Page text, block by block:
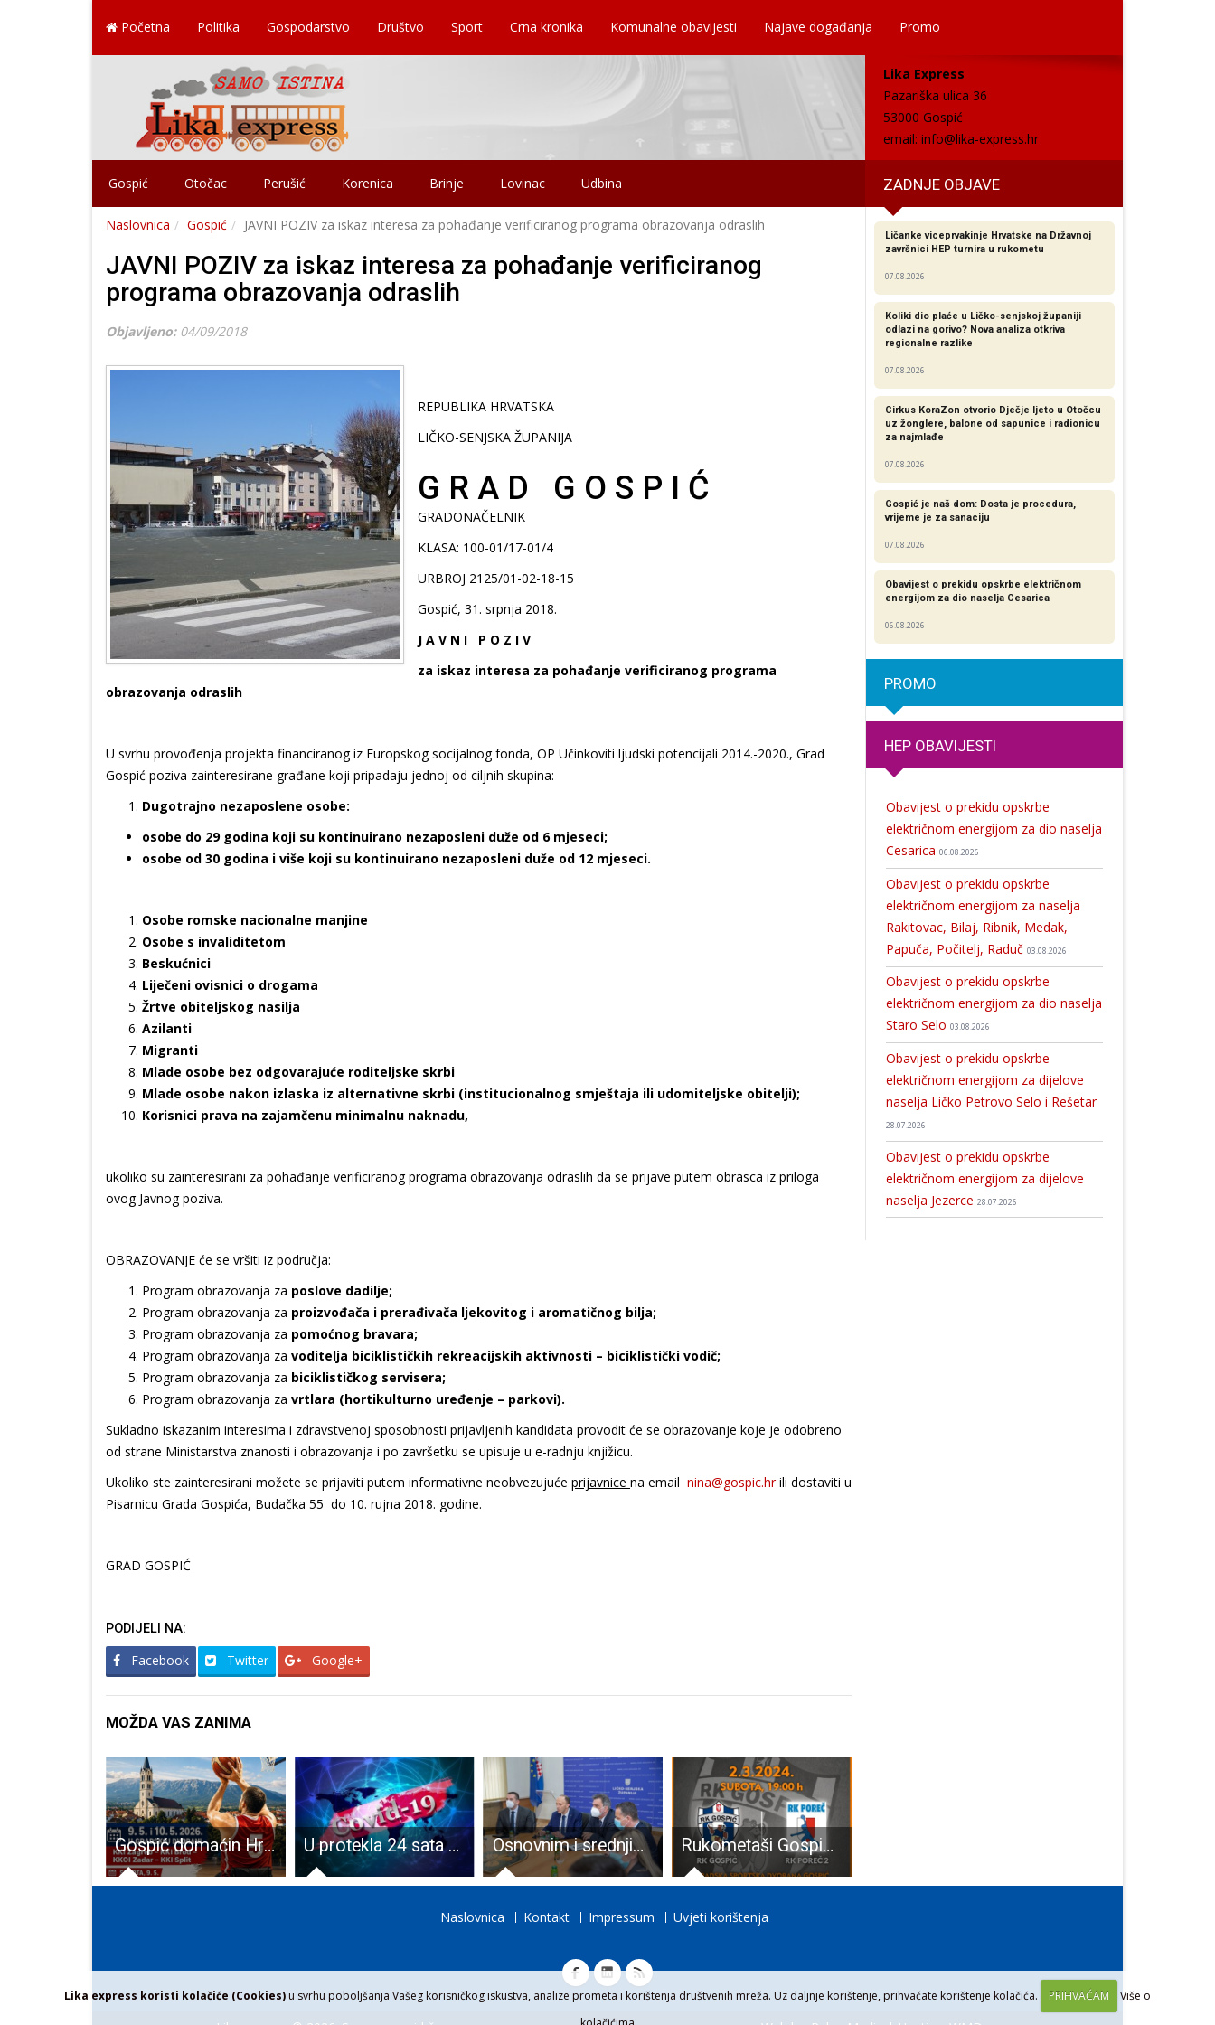
Lika express koristi kolačiće (Cookies) u svrhu poboljšanja Vašeg korisničkog iskustva, analize prometa i korištenja društvenih mreža. Uz daljnje korištenje, prihvaćate korištenje kolačića. PRIHVAĆAM
Više o
Početna Politika Gospodarstvo Društvo Sport Crna kronika Komunalne obavijesti Najave događanja Promo
Lika Express
Pazariška ulica 36
53000 Gospić
email: info@lika-express.hr
Gospić Otočac Perušić Korenica Brinje Lovinac Udbina ZADNJE OBJAVE
Naslovnica Gospić JAVNI POZIV za iskaz interesa za pohađanje verificiranog programa obrazovanja odraslih
JAVNI POZIV za iskaz interesa za pohađanje verificiranog
programa obrazovanja odraslih
Objavljeno: 04/09/2018
REPUBLIKA HRVATSKA
LIČKO-SENJSKA ŽUPANIJA
G R A D G O S P I Ć
GRADONAČELNIK
KLASA: 100-01/17-01/4
URBROJ 2125/01-02-18-15
Gospić, 31. srpnja 2018.
J A V N I P O Z I V
za iskaz interesa za pohađanje verificiranog programa
obrazovanja odraslih
U svrhu provođenja projekta financiranog iz Europskog socijalnog fonda, OP Učinkoviti ljudski potencijali 2014.-2020., Grad
Gospić poziva zainteresirane građane koji pripadaju jednoj od ciljnih skupina:
Dugotrajno nezaposlene osobe:
osobe do 29 godina koji su kontinuirano nezaposleni duže od 6 mjeseci;
osobe od 30 godina i više koji su kontinuirano nezaposleni duže od 12 mjeseci.
Osobe romske nacionalne manjine
Osobe s invaliditetom
Beskućnici
Liječeni ovisnici o drogama
Žrtve obiteljskog nasilja
Azilanti
Migranti
Mlade osobe bez odgovarajuće roditeljske skrbi
Mlade osobe nakon izlaska iz alternativne skrbi (institucionalnog smještaja ili udomiteljske obitelji);
Korisnici prava na zajamčenu minimalnu naknadu,
ukoliko su zainteresirani za pohađanje verificiranog programa obrazovanja odraslih da se prijave putem obrasca iz priloga
ovog Javnog poziva.
OBRAZOVANJE će se vršiti iz područja:
Program obrazovanja za poslove dadilje;
Program obrazovanja za proizvođača i prerađivača ljekovitog i aromatičnog bilja;
Program obrazovanja za pomoćnog bravara;
Program obrazovanja za voditelja biciklističkih rekreacijskih aktivnosti – biciklistički vodič;
Program obrazovanja za biciklističkog servisera;
Program obrazovanja za vrtlara (hortikulturno uređenje – parkovi).
Sukladno iskazanim interesima i zdravstvenoj sposobnosti prijavljenih kandidata provodit će se obrazovanje koje je odobreno
od strane Ministarstva znanosti i obrazovanja i po završetku se upisuje u e-radnju knjižicu.
Ukoliko ste zainteresirani možete se prijaviti putem informativne neobvezujuće prijavnice na email nina@gospic.hrili dostaviti u
Pisarnicu Grada Gospića, Budačka 55 do 10. rujna 2018. godine.
GRAD GOSPIĆ
PODIJELI NA:
Facebook Twitter Google+
MOŽDA VAS ZANIMA
Gospić domaćin Hrvatskog kupa u košarci u kolicima U protekla 24 sata čak pet kršenja mjere samoizolacije Osnovnim i srednjim školama u Ličko-senjskoj županiji dodijeljeno 1.893.615,24 kuna bespovratnih sredstava za pomoćnike u nastavi Rukometaši Gospića kreću u drugi dio ligaške sezone
Ličanke viceprvakinje Hrvatske na Državnoj
završnici HEP turnira u rukometu
07.08.2026
Koliki dio plaće u Ličko-senjskoj županiji
odlazi na gorivo? Nova analiza otkriva
regionalne razlike​
07.08.2026
Cirkus KoraZon otvorio Dječje ljeto u Otočcu
uz žonglere, balone od sapunice i radionicu
za najmlađe
07.08.2026
Gospić je naš dom: Dosta je procedura,
vrijeme je za sanaciju
07.08.2026
Obavijest o prekidu opskrbe električnom
energijom za dio naselja Cesarica
06.08.2026
PROMO
HEP OBAVIJESTI
Obavijest o prekidu opskrbe
električnom energijom za dio naselja
Cesarica 06.08.2026
Obavijest o prekidu opskrbe
električnom energijom za naselja
Rakitovac, Bilaj, Ribnik, Medak,
Papuča, Počitelj, Raduč 03.08.2026
Obavijest o prekidu opskrbe
električnom energijom za dio naselja
Staro Selo 03.08.2026
Obavijest o prekidu opskrbe
električnom energijom za dijelove
naselja Ličko Petrovo Selo i Rešetar
28.07.2026
Obavijest o prekidu opskrbe
električnom energijom za dijelove
naselja Jezerce 28.07.2026
Naslovnica Kontakt Impressum Uvjeti korištenja